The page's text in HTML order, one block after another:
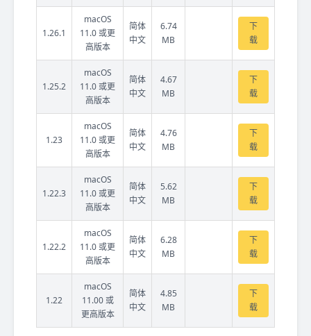
1.26.1
macOS
11.0 或更
高版本
简体
中文
6.74
MB
下
载
1.25.2
macOS
11.0 或更
高版本
简体
中文
4.67
MB
下
载
1.23
macOS
11.0 或更
高版本
简体
中文
4.76
MB
下
载
1.22.3
macOS
11.0 或更
高版本
简体
中文
5.62
MB
下
载
1.22.2
macOS
11.0 或更
高版本
简体
中文
6.28
MB
下
载
1.22
macOS
11.00 或
更高版本
简体
中文
4.85
MB
下
载